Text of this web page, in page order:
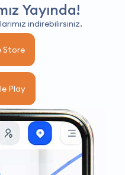
Yayında!
indirebilirsiniz.
Store
Play